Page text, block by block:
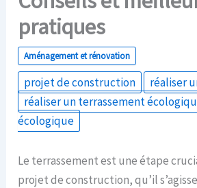
pratiques
Aménagement et rénovation
projet de construction
réaliser
réaliser un terrassement
écologique
Le terrassement est une étape
projet de construction, qu’il